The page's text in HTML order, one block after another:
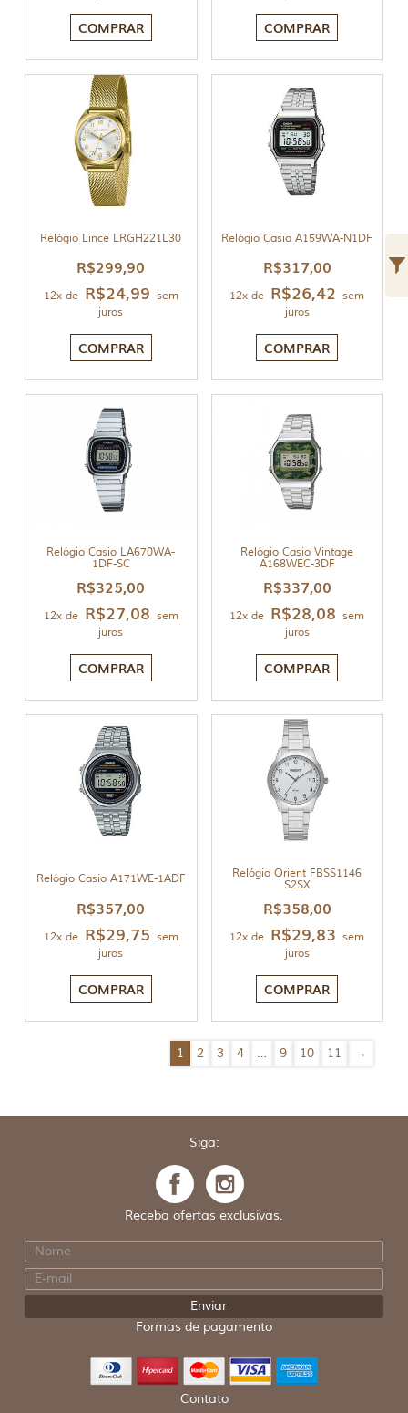
COMPRAR COMPRAR
Relógio Lince LRGH221L30
R$299,90
12x de R$24,99 sem
juros
COMPRAR
Relógio Casio A159WA-N1DF
R$317,00
12x de R$26,42 sem
juros
COMPRAR
Relógio Casio LA670WA-
1DF-SC
R$325,00
12x de R$27,08 sem
juros
COMPRAR
Relógio Casio Vintage
A168WEC-3DF
R$337,00
12x de R$28,08 sem
juros
COMPRAR
Relógio Casio A171WE-1ADF
R$357,00
12x de R$29,75 sem
juros
COMPRAR
Relógio Orient FBSS1146
S2SX
R$358,00
12x de R$29,83 sem
juros
COMPRAR
1 2 3 4 … 9 10 11 →
Siga:
Receba ofertas exclusivas.
Formas de pagamento
Contato